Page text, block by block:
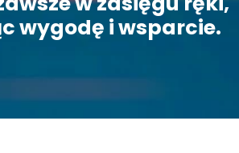
wygodę i wsparcie.